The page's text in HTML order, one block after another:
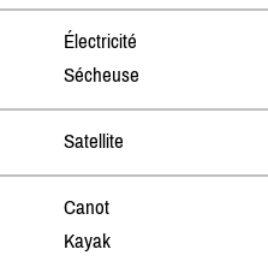
Électricité
Sécheuse
Satellite
Canot
Kayak